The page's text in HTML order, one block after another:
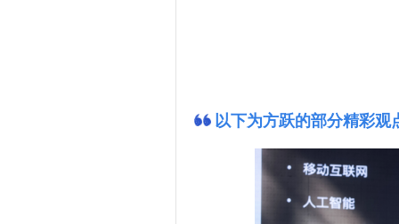
以下为方跃的部分精彩观